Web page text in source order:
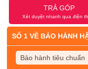
TRẢ GÓP
Xét duyệt nhanh qua điện
SỐ 1 VỀ BẢO HÀNH